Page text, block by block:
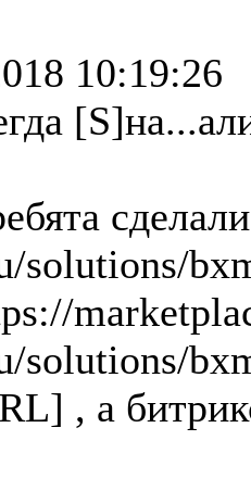
10:19:26
solutions/
solutions/
, а